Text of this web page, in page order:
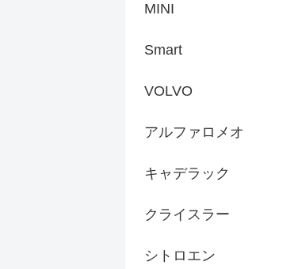
MINI
Smart
VOLVO
アルファロメオ
キャデラック
クライスラー
シトロエン